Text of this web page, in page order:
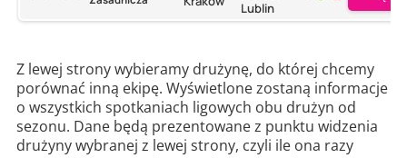
Lublin
Z lewej strony wybieramy drużynę, do której chcemy
porównać inną ekipę. Wyświetlone zostaną informacje
o wszystkich spotkaniach ligowych obu drużyn od
sezonu. Dane będą prezentowane z punktu widzenia
drużyny wybranej z lewej strony, czyli ile ona razy